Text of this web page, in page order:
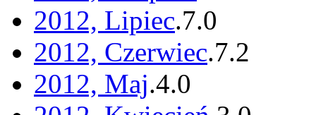
2012, Lipiec.7.0
2012, Czerwiec.7.2
2012, Maj.4.0